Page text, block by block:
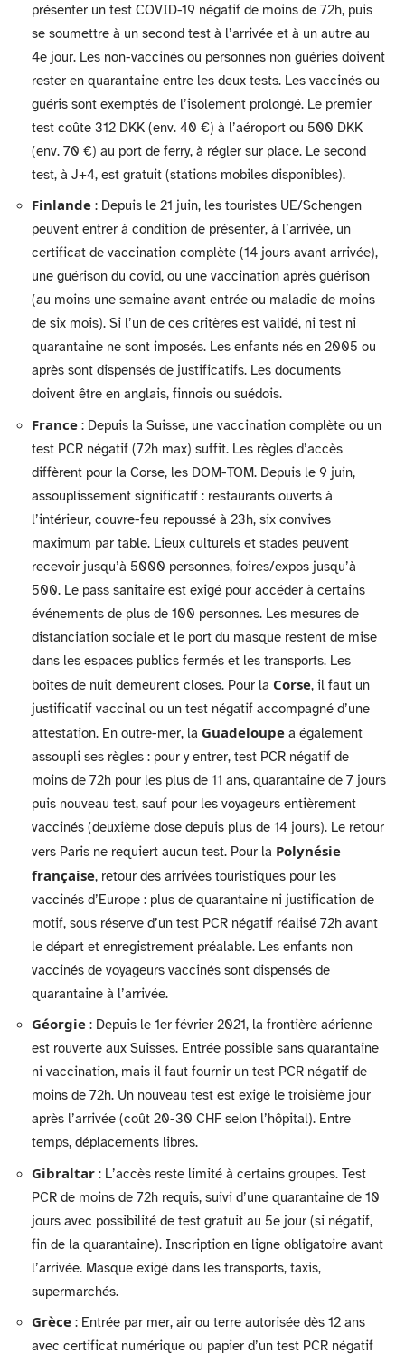
présenter un test COVID-19 négatif de moins de 72h, puis
se soumettre à un second test à l’arrivée et à un autre au
4e jour. Les non-vaccinés ou personnes non guéries doivent
rester en quarantaine entre les deux tests. Les vaccinés ou
guéris sont exemptés de l’isolement prolongé. Le premier
test coûte 312 DKK (env. 40 €) à l’aéroport ou 500 DKK
(env. 70 €) au port de ferry, à régler sur place. Le second
test, à J+4, est gratuit (stations mobiles disponibles).
Finlande : Depuis le 21 juin, les touristes UE/Schengen
peuvent entrer à condition de présenter, à l’arrivée, un
certificat de vaccination complète (14 jours avant arrivée),
une guérison du covid, ou une vaccination après guérison
(au moins une semaine avant entrée ou maladie de moins
de six mois). Si l’un de ces critères est validé, ni test ni
quarantaine ne sont imposés. Les enfants nés en 2005 ou
après sont dispensés de justificatifs. Les documents
doivent être en anglais, finnois ou suédois.
France : Depuis la Suisse, une vaccination complète ou un
test PCR négatif (72h max) suffit. Les règles d’accès
diffèrent pour la Corse, les DOM-TOM. Depuis le 9 juin,
assouplissement significatif : restaurants ouverts à
l’intérieur, couvre-feu repoussé à 23h, six convives
maximum par table. Lieux culturels et stades peuvent
recevoir jusqu’à 5000 personnes, foires/expos jusqu’à
500. Le pass sanitaire est exigé pour accéder à certains
événements de plus de 100 personnes. Les mesures de
distanciation sociale et le port du masque restent de mise
dans les espaces publics fermés et les transports. Les
boîtes de nuit demeurent closes. Pour la Corse, il faut un
justificatif vaccinal ou un test négatif accompagné d’une
attestation. En outre-mer, la Guadeloupe a également
assoupli ses règles : pour y entrer, test PCR négatif de
moins de 72h pour les plus de 11 ans, quarantaine de 7 jours
puis nouveau test, sauf pour les voyageurs entièrement
vaccinés (deuxième dose depuis plus de 14 jours). Le retour
vers Paris ne requiert aucun test. Pour la Polynésie
française, retour des arrivées touristiques pour les
vaccinés d’Europe : plus de quarantaine ni justification de
motif, sous réserve d’un test PCR négatif réalisé 72h avant
le départ et enregistrement préalable. Les enfants non
vaccinés de voyageurs vaccinés sont dispensés de
quarantaine à l’arrivée.
Géorgie : Depuis le 1er février 2021, la frontière aérienne
est rouverte aux Suisses. Entrée possible sans quarantaine
ni vaccination, mais il faut fournir un test PCR négatif de
moins de 72h. Un nouveau test est exigé le troisième jour
après l’arrivée (coût 20-30 CHF selon l’hôpital). Entre
temps, déplacements libres.
Gibraltar : L’accès reste limité à certains groupes. Test
PCR de moins de 72h requis, suivi d’une quarantaine de 10
jours avec possibilité de test gratuit au 5e jour (si négatif,
fin de la quarantaine). Inscription en ligne obligatoire avant
l’arrivée. Masque exigé dans les transports, taxis,
supermarchés.
Grèce : Entrée par mer, air ou terre autorisée dès 12 ans
avec certificat numérique ou papier d’un test PCR négatif